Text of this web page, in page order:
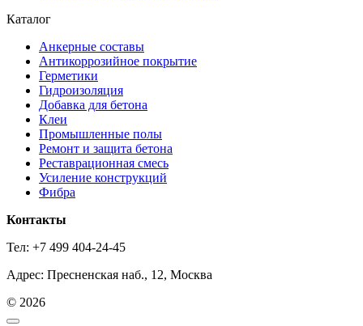
Каталог
Анкерные составы
Антикоррозийное покрытие
Герметики
Гидроизоляция
Добавка для бетона
Клеи
Промышленные полы
Ремонт и защита бетона
Реставрационная смесь
Усиление конструкций
Фибра
Контакты
Тел: +7 499 404-24-45
Адрес: Пресненская наб., 12, Москва
© 2026